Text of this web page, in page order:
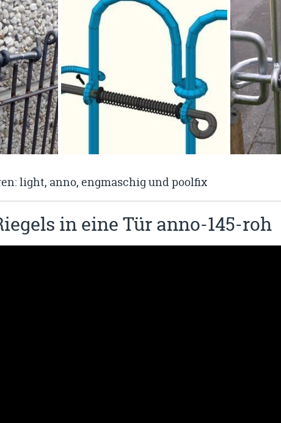
light, anno, engmaschig und poolfix
in eine Tür anno-145-roh